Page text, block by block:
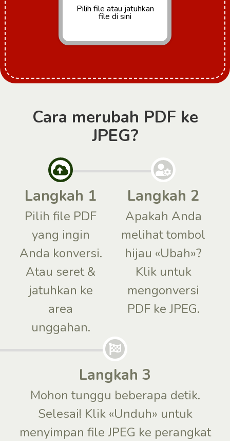
Pilih file atau jatuhkan
file di sini
Cara merubah PDF ke
JPEG?
Langkah 1
Pilih file PDF
yang ingin
Anda konversi.
Atau seret &
jatuhkan ke
area
unggahan.
Langkah 2
Apakah Anda
melihat tombol
hijau «Ubah»?
Klik untuk
mengonversi
PDF ke JPEG.
Langkah 3
Mohon tunggu beberapa detik.
Selesai! Klik «Unduh» untuk
menyimpan file JPEG ke perangkat